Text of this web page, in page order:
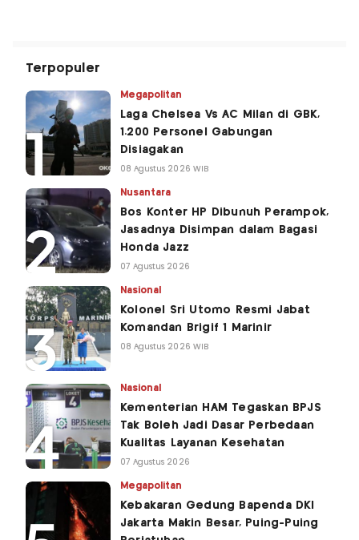
Terpopuler
Megapolitan
Laga Chelsea Vs AC Milan di GBK,
1.200 Personel Gabungan
Disiagakan
08 Agustus 2026 WIB
Nusantara
Bos Konter HP Dibunuh Perampok,
Jasadnya Disimpan dalam Bagasi
Honda Jazz
07 Agustus 2026
Nasional
Kolonel Sri Utomo Resmi Jabat
Komandan Brigif 1 Marinir
08 Agustus 2026 WIB
Nasional
Kementerian HAM Tegaskan BPJS
Tak Boleh Jadi Dasar Perbedaan
Kualitas Layanan Kesehatan
07 Agustus 2026
Megapolitan
Kebakaran Gedung Bapenda DKI
Jakarta Makin Besar, Puing-Puing